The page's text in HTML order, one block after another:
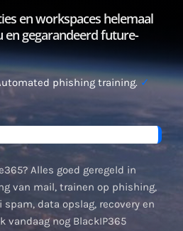
en workspaces helemaal
en gegarandeerd future-
phishing training. ✓
Alles goed geregeld in
van mail, trainen op phishing,
data opslag, recovery en
vandaag nog BlackIP365